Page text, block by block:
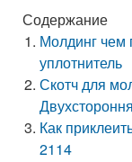
Содержание
Молдинг чем
уплотнитель
Скотч для
Как
2114